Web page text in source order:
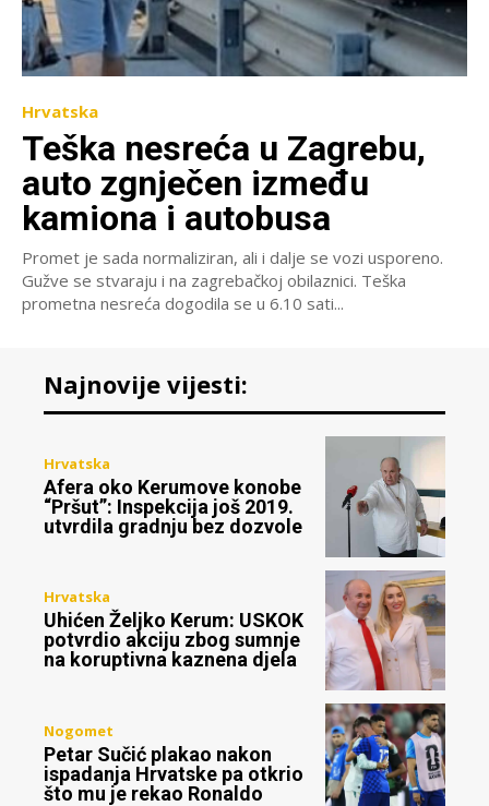
Hrvatska
Teška nesreća u Zagrebu,
auto zgnječen između
kamiona i autobusa
Promet je sada normaliziran, ali i dalje se vozi usporeno.
Gužve se stvaraju i na zagrebačkoj obilaznici. Teška
prometna nesreća dogodila se u 6.10 sati...
Najnovije vijesti:
Hrvatska
Afera oko Kerumove konobe
“Pršut”: Inspekcija još 2019.
utvrdila gradnju bez dozvole
Hrvatska
Uhićen Željko Kerum: USKOK
potvrdio akciju zbog sumnje
na koruptivna kaznena djela
Nogomet
Petar Sučić plakao nakon
ispadanja Hrvatske pa otkrio
što mu je rekao Ronaldo